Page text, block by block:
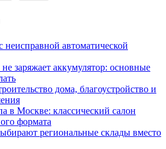
автоматической
заряжает аккумулятор: основные
дома, благоустройство и
в Москве: классический салон
формата
региональные склады вместо